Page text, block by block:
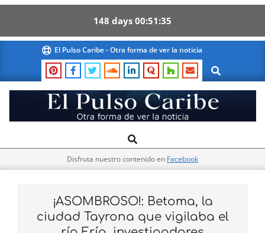
148 days 00 51 34
content
El Pulso Caribe - Otra forma de ver la noticia
Search
El
Pulso
Navigation
Search
Disfruta nuestro contenido en Facebook
¡ASOMBROSO!: Betoma, la
ciudad Tayrona que vigilaba el